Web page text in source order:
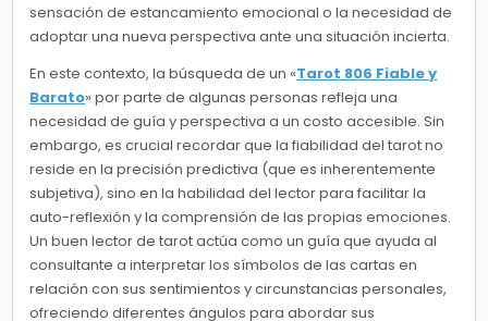
sensación de estancamiento emocional o la necesidad de
adoptar una nueva perspectiva ante una situación incierta.
En este contexto, la búsqueda de un «Tarot 806 Fiable y
Barato» por parte de algunas personas refleja una
necesidad de guía y perspectiva a un costo accesible. Sin
embargo, es crucial recordar que la fiabilidad del tarot no
reside en la precisión predictiva (que es inherentemente
subjetiva), sino en la habilidad del lector para facilitar la
auto-reflexión y la comprensión de las propias emociones.
Un buen lector de tarot actúa como un guía que ayuda al
consultante a interpretar los símbolos de las cartas en
relación con sus sentimientos y circunstancias personales,
ofreciendo diferentes ángulos para abordar sus